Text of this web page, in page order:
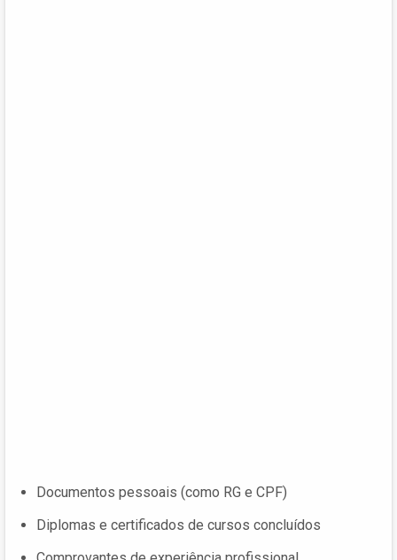
Documentos pessoais (como RG e CPF)
Diplomas e certificados de cursos concluídos